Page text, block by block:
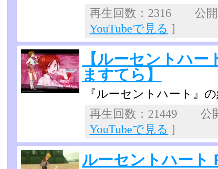
再生回数：2316 公
YouTubeで見る ]
【ルーセントハ
ますてら】
『ルーセントハート』
再生回数：21449
YouTubeで見る ]
ルーセントハート